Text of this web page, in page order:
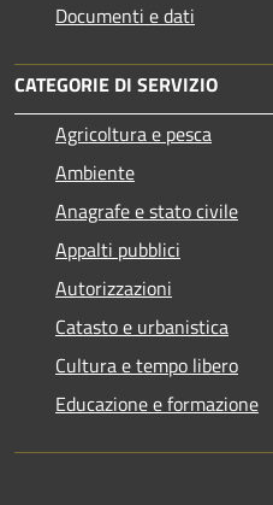
Documenti e dati
CATEGORIE DI SERVIZIO
Agricoltura e pesca
Ambiente
Anagrafe e stato civile
Appalti pubblici
Autorizzazioni
Catasto e urbanistica
Cultura e tempo libero
Educazione e formazione